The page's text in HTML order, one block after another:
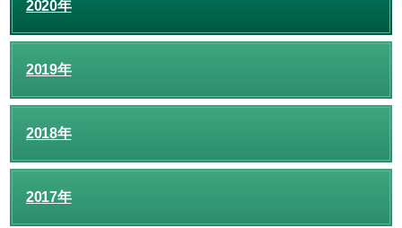
2020年
2019年
2018年
2017年